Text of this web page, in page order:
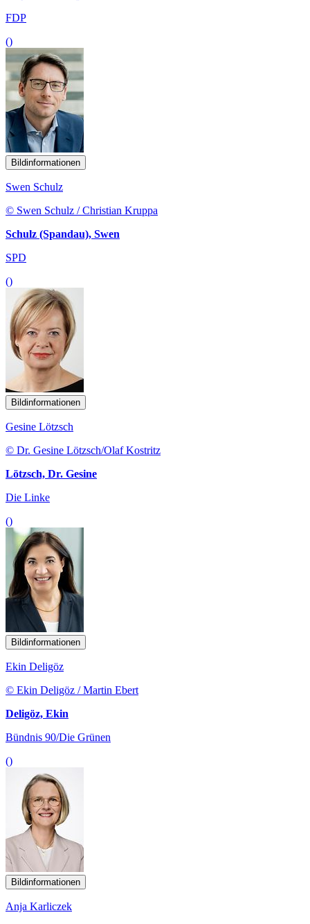
FDP
()
Bildinformationen
Swen Schulz
© Swen Schulz / Christian Kruppa
Schulz (Spandau), Swen
SPD
()
Bildinformationen
Gesine Lötzsch
© Dr. Gesine Lötzsch/Olaf Kostritz
Lötzsch, Dr. Gesine
Die Linke
()
Bildinformationen
Ekin Deligöz
© Ekin Deligöz / Martin Ebert
Deligöz, Ekin
Bündnis 90/Die Grünen
()
Bildinformationen
Anja Karliczek